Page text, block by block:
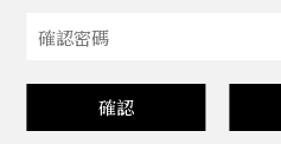
確認